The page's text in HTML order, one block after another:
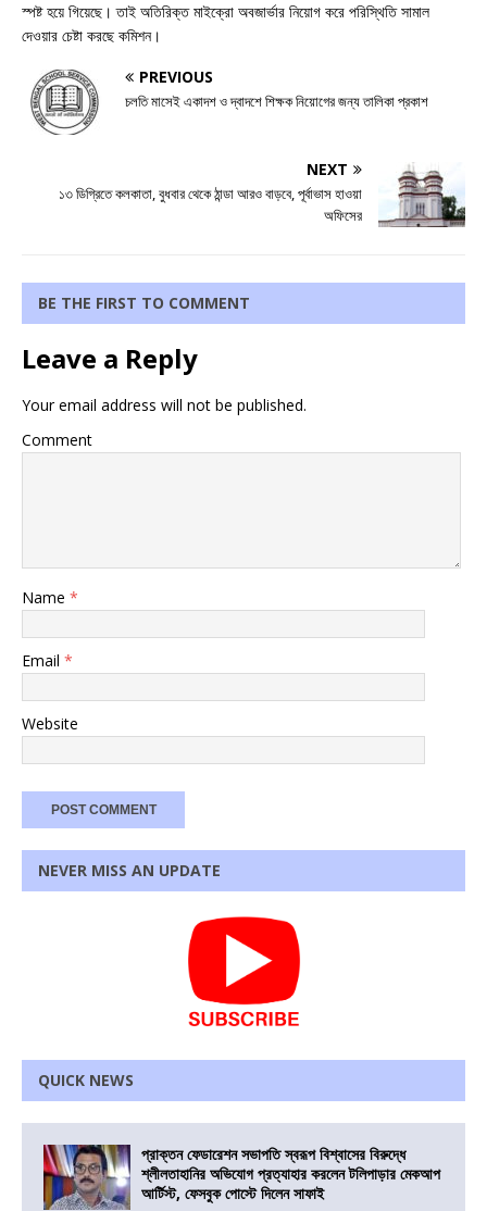
স্পষ্ট হয়ে গিয়েছে। তাই অতিরিক্ত মাইক্রো অবজার্ভার নিয়োগ করে পরিস্থিতি সামাল
দেওয়ার চেষ্টা করছে কমিশন।
PREVIOUS
চলতি মাসেই একাদশ ও দ্বাদশে শিক্ষক নিয়োগের জন্য তালিকা প্রকাশ
NEXT
১৩ ডিগ্রিতে কলকাতা, বুধবার থেকে ঠান্ডা আরও বাড়বে, পূর্বাভাস হাওয়া
অফিসের
BE THE FIRST TO COMMENT
Leave a Reply
Your email address will not be published.
Comment
Name *
Email *
Website
NEVER MISS AN UPDATE
QUICK NEWS
প্রাক্তন ফেডারেশন সভাপতি স্বরূপ বিশ্বাসের বিরুদ্ধে
শ্লীলতাহানির অভিযোগ প্রত্যাহার করলেন টলিপাড়ার মেকআপ
আর্টিস্ট, ফেসবুক পোস্টে দিলেন সাফাই